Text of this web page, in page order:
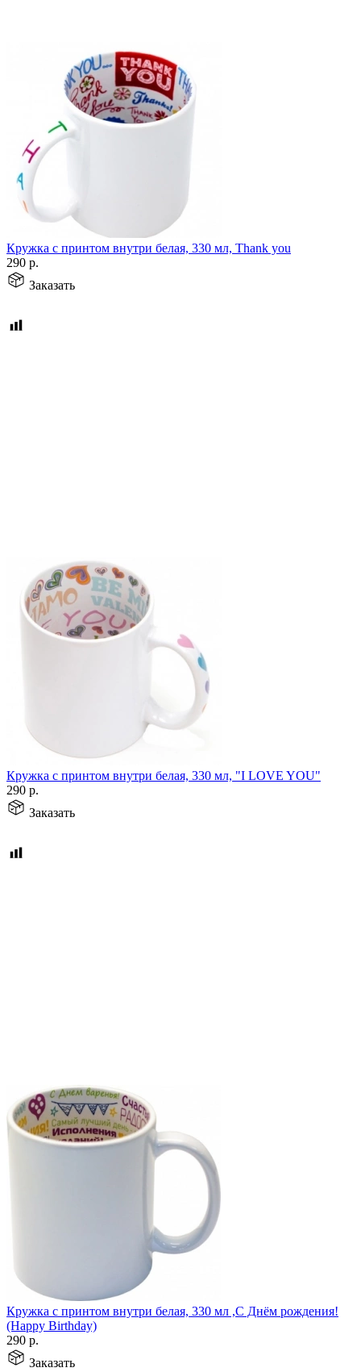
Кружка с принтом внутри белая, 330 мл, Thank you
290 р.
Заказать
Кружка с принтом внутри белая, 330 мл, "I LOVE YOU"
290 р.
Заказать
Кружка с принтом внутри белая, 330 мл ,С Днём рождения!
(Happy Birthday)
290 р.
Заказать